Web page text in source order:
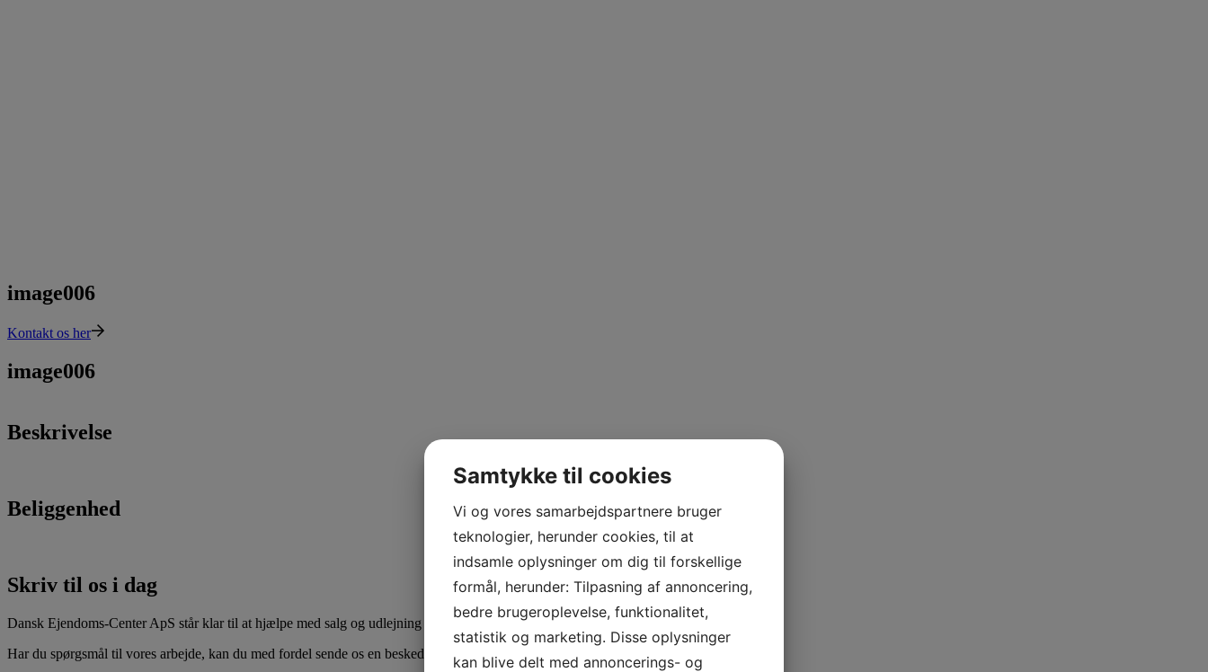
image006
Kontakt os her
image006
Beskrivelse
Beliggenhed
Skriv til os i dag
Dansk Ejendoms-Center ApS står klar til at hjælpe med salg og udlejning af erhvervslokaler i København og på resten af Sjælland.
Har du spørgsmål til vores arbejde, kan du med fordel sende os en besked. Vi vender tilbage hurtigst muligt!
Samtykke til cookies
Vi og vores samarbejdspartnere bruger
teknologier, herunder cookies, til at
indsamle oplysninger om dig til forskellige
formål, herunder: Tilpasning af annoncering,
bedre brugeroplevelse, funktionalitet,
statistik og marketing. Disse oplysninger
kan blive delt med annoncerings- og